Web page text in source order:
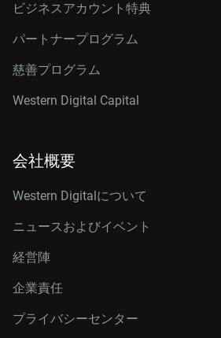
ビジネスアカウント特典
パートナープログラム
慈善プログラム
Western Digital Capital
会社概要
Western Digitalについて
ニュースおよびイベント
経営陣
企業責任
プライバシーセンター